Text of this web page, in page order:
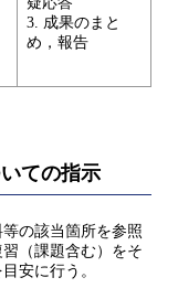
3. 成果のまと
め，報告
ての指示
の該当箇所を参照
（課題含む）をそ
安に行う。